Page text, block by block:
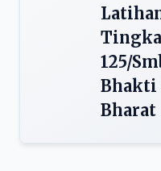
125/
Bharat